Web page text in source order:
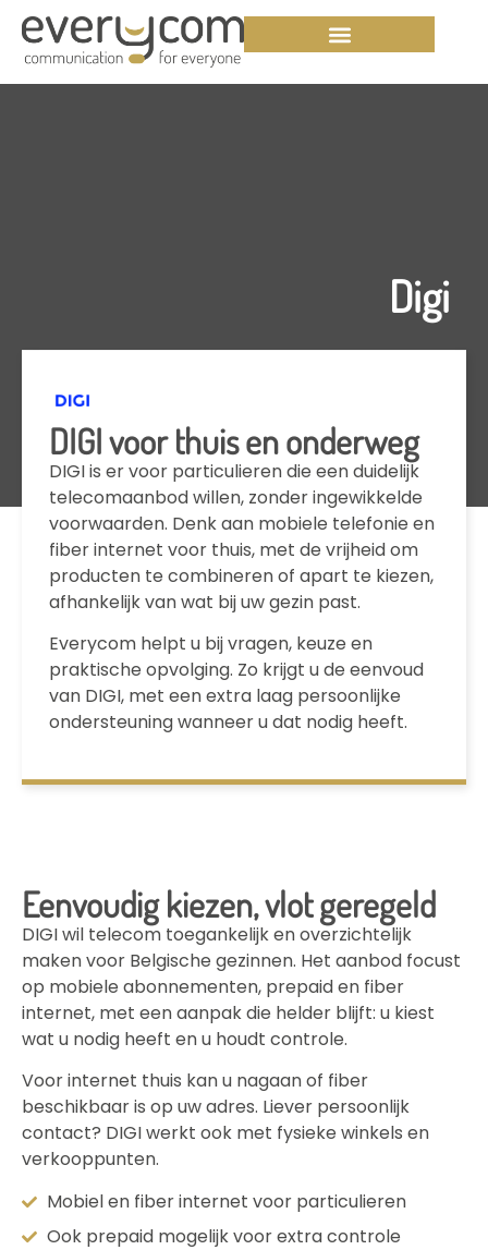
Digi
DIGI voor thuis en onderweg
DIGI is er voor particulieren die een duidelijk
telecomaanbod willen, zonder ingewikkelde
voorwaarden. Denk aan mobiele telefonie en
fiber internet voor thuis, met de vrijheid om
producten te combineren of apart te kiezen,
afhankelijk van wat bij uw gezin past.
Everycom helpt u bij vragen, keuze en
praktische opvolging. Zo krijgt u de eenvoud
van DIGI, met een extra laag persoonlijke
ondersteuning wanneer u dat nodig heeft.
Eenvoudig kiezen, vlot geregeld
DIGI wil telecom toegankelijk en overzichtelijk
maken voor Belgische gezinnen. Het aanbod focust
op mobiele abonnementen, prepaid en fiber
internet, met een aanpak die helder blijft: u kiest
wat u nodig heeft en u houdt controle.
Voor internet thuis kan u nagaan of fiber
beschikbaar is op uw adres. Liever persoonlijk
contact? DIGI werkt ook met fysieke winkels en
verkooppunten.
Mobiel en fiber internet voor particulieren
Ook prepaid mogelijk voor extra controle